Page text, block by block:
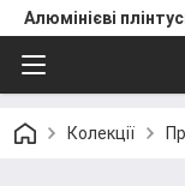
Алюмінієві
Колекції